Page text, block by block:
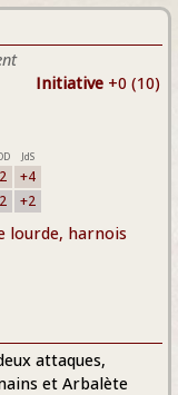
Initiative +0 (10)
JdS
+4
+2
lourde, harnois
attaques,
et Arbalète